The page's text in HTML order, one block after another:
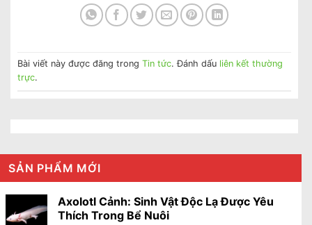
Bài viết này được đăng trong Tin tức. Đánh dấu liên kết thường
trực.
SẢN PHẨM MỚI
Axolotl Cảnh: Sinh Vật Độc Lạ Được Yêu
Thích Trong Bể Nuôi